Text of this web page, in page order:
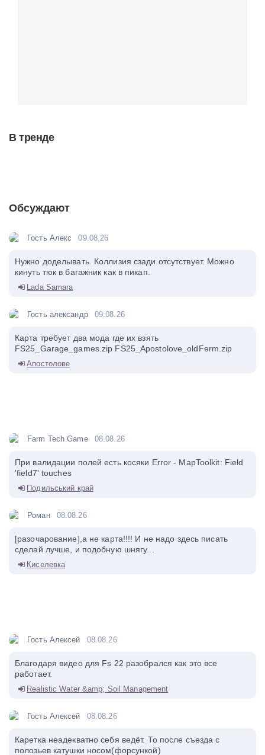
В тренде
Обсуждают
Гость Алекс 09.08.26
Нужно доделывать. Коллизия сзади отсутствует. Можно
кинуть тюк в багажник как в пикап.
Lada Samara
Гость александр 09.08.26
Карта требует два мода где их взять
FS25_Garage_games.zip FS25_Apostolove_oldFerm.zip
Апостолове
Farm Tech Game 08.08.26
При валидации полей есть косяки Error - MapToolkit: Field
'field7' touches
Подильський край
Роман 08.08.26
[разочарование],а не карта!!!! И не надо здесь писать
сделай лучше, и подобную шнягу...
Киселевка
Гость Алексей 08.08.26
Благодаря видео для Fs 22 разобрался как это все
работает.
Realistic Water &amp; Soil Management
Гость Алексей 08.08.26
Каретка неадекватно себя ведёт. То после съезда с
полозьев катушки носом(форсункой)